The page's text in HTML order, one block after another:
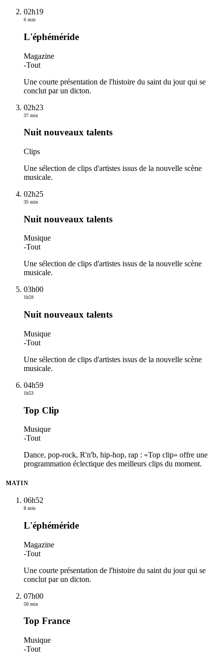
02h19
6 min
L'éphéméride
Magazine
-Tout
Une courte présentation de l'histoire du saint du jour qui se
conclut par un dicton.
02h23
37 min
Nuit nouveaux talents
Clips
Une sélection de clips d'artistes issus de la nouvelle scène
musicale.
02h25
35 min
Nuit nouveaux talents
Musique
-Tout
Une sélection de clips d'artistes issus de la nouvelle scène
musicale.
03h00
1h59
Nuit nouveaux talents
Musique
-Tout
Une sélection de clips d'artistes issus de la nouvelle scène
musicale.
04h59
1h53
Top Clip
Musique
-Tout
Dance, pop-rock, R'n'b, hip-hop, rap : «Top clip» offre une
programmation éclectique des meilleurs clips du moment.
MATIN
06h52
8 min
L'éphéméride
Magazine
-Tout
Une courte présentation de l'histoire du saint du jour qui se
conclut par un dicton.
07h00
50 min
Top France
Musique
-Tout